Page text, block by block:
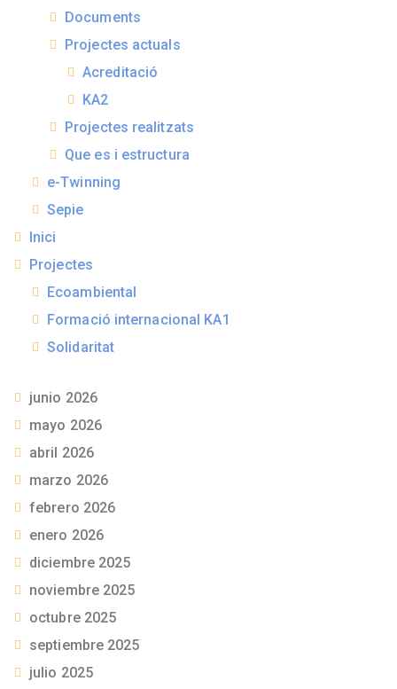
Documents
Projectes actuals
Acreditació
KA2
Projectes realitzats
Que es i estructura
e-Twinning
Sepie
Inici
Projectes
Ecoambiental
Formació internacional KA1
Solidaritat
junio 2026
mayo 2026
abril 2026
marzo 2026
febrero 2026
enero 2026
diciembre 2025
noviembre 2025
octubre 2025
septiembre 2025
julio 2025